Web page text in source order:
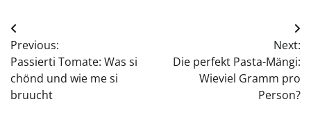
Beitragsnavigation
Previous:
Passierti Tomate: Was si
chönd und wie me si
bruucht
Next:
Die perfekt Pasta-Mängi:
Wieviel Gramm pro
Person?